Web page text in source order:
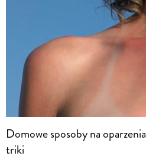
Domowe sposoby na
triki